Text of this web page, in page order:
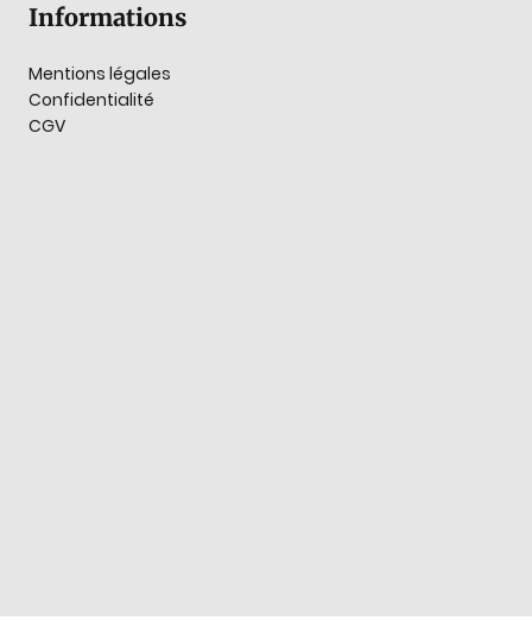
Informations
Mentions légales
Confidentialité
CGV